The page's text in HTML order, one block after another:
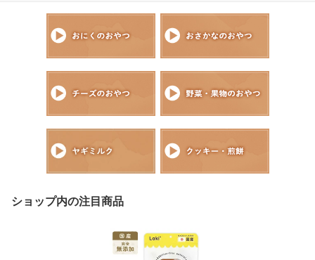
ショップ内の注目商品